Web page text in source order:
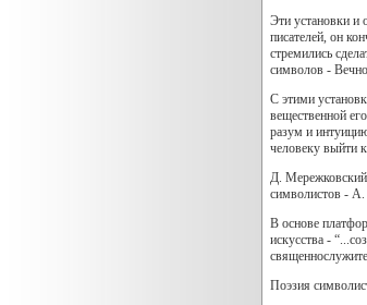
Эти установки и
писателей, он
стремились
символов -
С этими
вещественной
разум и
человеку выйти
Д.
символистов -
В основе
искусства -
Поэзия